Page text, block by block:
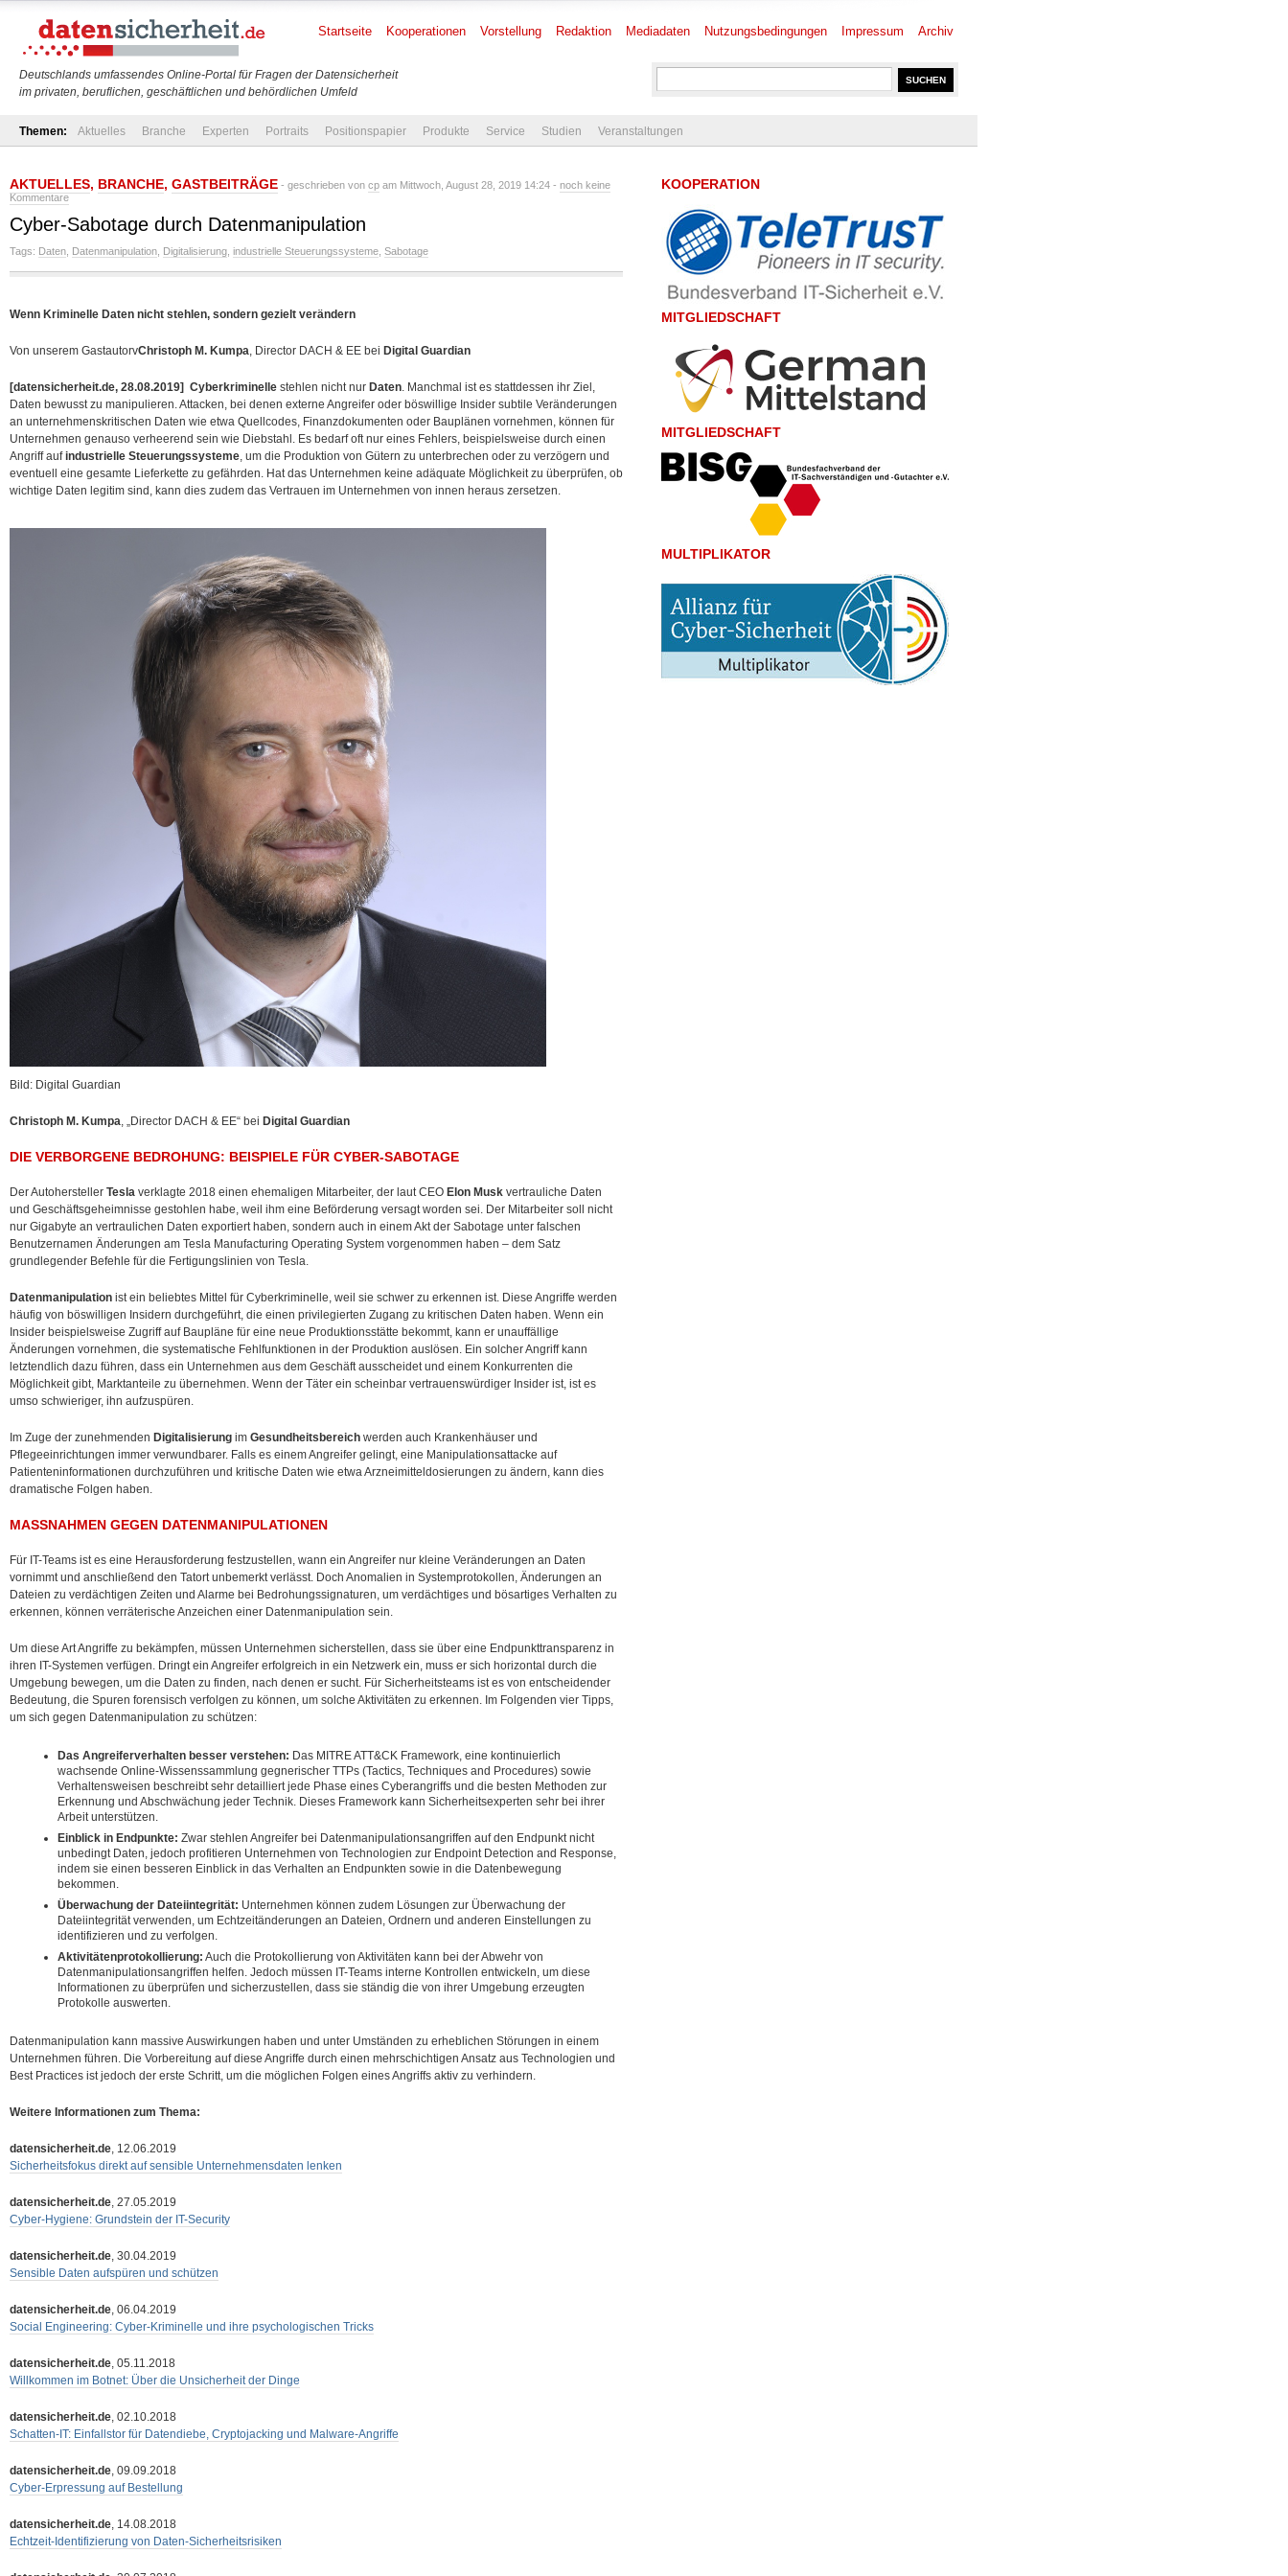
Deutschlands umfassendes Online-Portal für Fragen der Datensicherheit
im privaten, beruflichen, geschäftlichen und behördlichen Umfeld
Startseite Kooperationen Vorstellung Redaktion Mediadaten Nutzungsbedingungen Impressum Archiv
Themen: Aktuelles Branche Experten Portraits Positionspapier Produkte Service Studien Veranstaltungen
AKTUELLES, BRANCHE, GASTBEITRÄGE - geschrieben von cp am Mittwoch, August 28, 2019 14:24 - noch keine
Kommentare
Cyber-Sabotage durch Datenmanipulation
Tags: Daten Datenmanipulation Digitalisierung industrielle Steuerungssysteme Sabotage
Wenn Kriminelle Daten nicht stehlen, sondern gezielt verändern
Von unserem GastautorvChristoph M. Kumpa, Director DACH & EE bei Digital Guardian
[datensicherheit.de, 28.08.2019] Cyberkriminelle stehlen nicht nur Daten. Manchmal ist es stattdessen ihr Ziel,
Daten bewusst zu manipulieren. Attacken, bei denen externe Angreifer oder böswillige Insider subtile Veränderungen
an unternehmenskritischen Daten wie etwa Quellcodes, Finanzdokumenten oder Bauplänen vornehmen, können für
Unternehmen genauso verheerend sein wie Diebstahl. Es bedarf oft nur eines Fehlers, beispielsweise durch einen
Angriff aufindustrielle Steuerungssysteme, um die Produktion von Gütern zu unterbrechen oder zu verzögern und
eventuell eine gesamte Lieferkette zu gefährden. Hat das Unternehmen keine adäquate Möglichkeit zu überprüfen, ob
wichtige Daten legitim sind, kann dies zudem das Vertrauen im Unternehmen von innen heraus zersetzen.
Bild: Digital Guardian
Christoph M. Kumpa, „Director DACH & EE“ bei Digital Guardian
DIE VERBORGENE BEDROHUNG: BEISPIELE FÜR CYBER-SABOTAGE
Der Autohersteller Tesla verklagte 2018 einen ehemaligen Mitarbeiter, der laut CEO Elon Musk vertrauliche Daten
und Geschäftsgeheimnisse gestohlen habe, weil ihm eine Beförderung versagt worden sei. Der Mitarbeiter soll nicht
nur Gigabyte an vertraulichen Daten exportiert haben, sondern auch in einem Akt der Sabotage unter falschen
Benutzernamen Änderungen am Tesla Manufacturing Operating System vorgenommen haben – dem Satz
grundlegender Befehle für die Fertigungslinien von Tesla.
Datenmanipulation ist ein beliebtes Mittel für Cyberkriminelle, weil sie schwer zu erkennen ist. Diese Angriffe werden
häufig von böswilligen Insidern durchgeführt, die einen privilegierten Zugang zu kritischen Daten haben. Wenn ein
Insider beispielsweise Zugriff auf Baupläne für eine neue Produktionsstätte bekommt, kann er unauffällige
Änderungen vornehmen, die systematische Fehlfunktionen in der Produktion auslösen. Ein solcher Angriff kann
letztendlich dazu führen, dass ein Unternehmen aus dem Geschäft ausscheidet und einem Konkurrenten die
Möglichkeit gibt, Marktanteile zu übernehmen. Wenn der Täter ein scheinbar vertrauenswürdiger Insider ist, ist es
umso schwieriger, ihn aufzuspüren.
Im Zuge der zunehmenden Digitalisierung im Gesundheitsbereich werden auch Krankenhäuser und
Pflegeeinrichtungen immer verwundbarer. Falls es einem Angreifer gelingt, eine Manipulationsattacke auf
Patienteninformationen durchzuführen und kritische Daten wie etwa Arzneimitteldosierungen zu ändern, kann dies
dramatische Folgen haben.
MASSNAHMEN GEGEN DATENMANIPULATIONEN
Für IT-Teams ist es eine Herausforderung festzustellen, wann ein Angreifer nur kleine Veränderungen an Daten
vornimmt und anschließend den Tatort unbemerkt verlässt. Doch Anomalien in Systemprotokollen, Änderungen an
Dateien zu verdächtigen Zeiten und Alarme bei Bedrohungssignaturen, um verdächtiges und bösartiges Verhalten zu
erkennen, können verräterische Anzeichen einer Datenmanipulation sein.
Um diese Art Angriffe zu bekämpfen, müssen Unternehmen sicherstellen, dass sie über eine Endpunkttransparenz in
ihren IT-Systemen verfügen. Dringt ein Angreifer erfolgreich in ein Netzwerk ein, muss er sich horizontal durch die
Umgebung bewegen, um die Daten zu finden, nach denen er sucht. Für Sicherheitsteams ist es von entscheidender
Bedeutung, die Spuren forensisch verfolgen zu können, um solche Aktivitäten zu erkennen. Im Folgenden vier Tipps,
um sich gegen Datenmanipulation zu schützen:
Das Angreiferverhalten besser verstehen: Das MITRE ATT&CK Framework, eine kontinuierlich
wachsende Online-Wissenssammlung gegnerischer TTPs (Tactics, Techniques and Procedures) sowie
Verhaltensweisen beschreibt sehr detailliert jede Phase eines Cyberangriffs und die besten Methoden zur
Erkennung und Abschwächung jeder Technik. Dieses Framework kann Sicherheitsexperten sehr bei ihrer
Arbeit unterstützen.
Einblick in Endpunkte: Zwar stehlen Angreifer bei Datenmanipulationsangriffen auf den Endpunkt nicht
unbedingt Daten, jedoch profitieren Unternehmen von Technologien zur Endpoint Detection and Response,
indem sie einen besseren Einblick in das Verhalten an Endpunkten sowie in die Datenbewegung
bekommen.
Überwachung der Dateiintegrität: Unternehmen können zudem Lösungen zur Überwachung der
Dateiintegrität verwenden, um Echtzeitänderungen an Dateien, Ordnern und anderen Einstellungen zu
identifizieren und zu verfolgen.
Aktivitätenprotokollierung: Auch die Protokollierung von Aktivitäten kann bei der Abwehr von
Datenmanipulationsangriffen helfen. Jedoch müssen IT-Teams interne Kontrollen entwickeln, um diese
Informationen zu überprüfen und sicherzustellen, dass sie ständig die von ihrer Umgebung erzeugten
Protokolle auswerten.
Datenmanipulation kann massive Auswirkungen haben und unter Umständen zu erheblichen Störungen in einem
Unternehmen führen. Die Vorbereitung auf diese Angriffe durch einen mehrschichtigen Ansatz aus Technologien und
Best Practices ist jedoch der erste Schritt, um die möglichen Folgen eines Angriffs aktiv zu verhindern.
Weitere Informationen zum Thema:
datensicherheit.de, 12.06.2019
Sicherheitsfokus direkt auf sensible Unternehmensdaten lenken
datensicherheit.de, 27.05.2019
Cyber-Hygiene: Grundstein der IT-Security
datensicherheit.de, 30.04.2019
Sensible Daten aufspüren und schützen
datensicherheit.de, 06.04.2019
Social Engineering: Cyber-Kriminelle und ihre psychologischen Tricks
datensicherheit.de, 05.11.2018
Willkommen im Botnet: Über die Unsicherheit der Dinge
datensicherheit.de, 02.10.2018
Schatten-IT: Einfallstor für Datendiebe, Cryptojacking und Malware-Angriffe
datensicherheit.de, 09.09.2018
Cyber-Erpressung auf Bestellung
datensicherheit.de, 14.08.2018
Echtzeit-Identifizierung von Daten-Sicherheitsrisiken
KOOPERATION
MITGLIEDSCHAFT
MITGLIEDSCHAFT
MULTIPLIKATOR